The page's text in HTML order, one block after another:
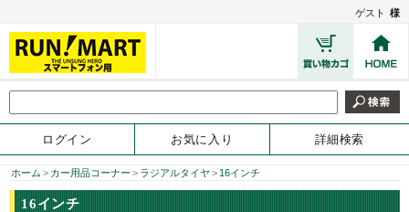
ゲスト 様
ログイン お気に入り 詳細検索
ホーム > カー用品コーナー > ラジアルタイヤ > 16インチ
16インチ